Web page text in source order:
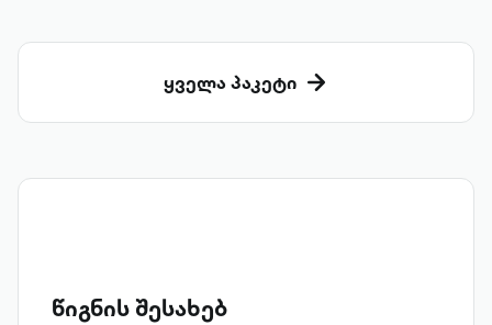
ყველა პაკეტი
წიგნის შესახებ